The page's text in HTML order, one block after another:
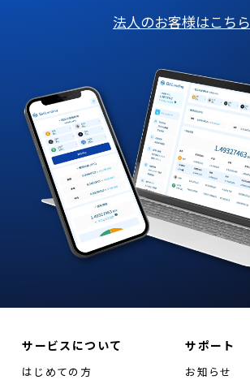
法人のお客様はこちら
サービスについて
はじめての方
サポート
お知らせ